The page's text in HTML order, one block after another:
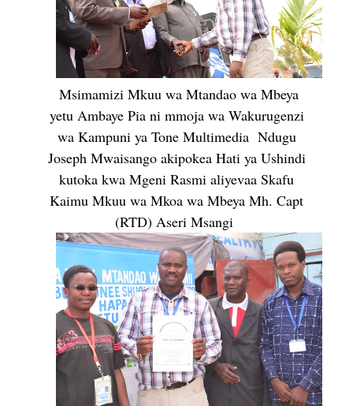
Msimamizi Mkuu wa Mtandao wa Mbeya
yetu Ambaye Pia ni mmoja wa Wakurugenzi
wa Kampuni ya Tone Multimedia Ndugu
Joseph Mwaisango akipokea Hati ya Ushindi
kutoka kwa Mgeni Rasmi aliyevaa Skafu
Kaimu Mkuu wa Mkoa wa Mbeya Mh. Capt
(RTD) Aseri Msangi